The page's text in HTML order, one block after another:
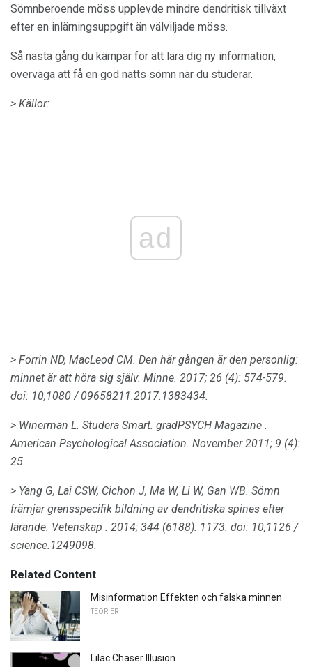
Sömnberoende möss upplevde mindre dendritisk tillväxt
efter en inlärningsuppgift än välviljade möss.
Så nästa gång du kämpar för att lära dig ny information,
överväga att få en god natts sömn när du studerar.
> Källor:
ad
> Forrin ND, MacLeod CM. Den här gången är den personlig:
minnet är att höra sig själv. Minne. 2017; 26 (4): 574-579.
doi: 10,1080 / 09658211.2017.1383434.
> Winerman L. Studera Smart. gradPSYCH Magazine .
American Psychological Association. November 2011; 9 (4):
25.
> Yang G, Lai CSW, Cichon J, Ma W, Li W, Gan WB. Sömn
främjar grensspecifik bildning av dendritiska spines efter
lärande. Vetenskap . 2014; 344 (6188): 1173. doi: 10,1126 /
science.1249098.
Related Content
Misinformation Effekten och falska minnen
TEORIER
Lilac Chaser Illusion